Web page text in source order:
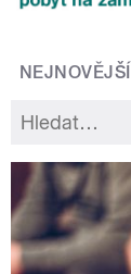
NEJNOVĚJŠÍ